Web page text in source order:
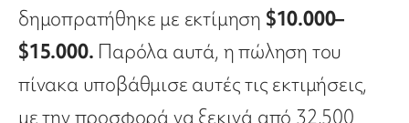
δημοπρατήθηκε με εκτίμηση $10.000–
$15.000. Παρόλα αυτά, η πώληση του
πίνακα υποβάθμισε αυτές τις εκτιμήσεις,
με την προσφορά να ξεκινά από 32.500